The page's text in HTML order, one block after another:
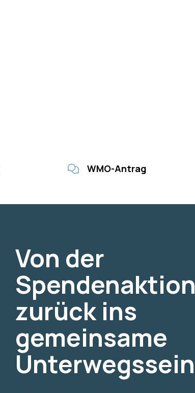
WMO-Antrag
Von der
Spendenaktion
zurück ins
gemeinsame
Unterwegssein